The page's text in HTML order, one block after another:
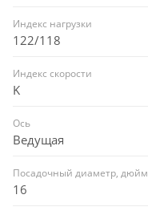
Индекс нагрузки
122/118
Индекс скорости
K
Ось
Ведущая
Посадочный диаметр, дюйм
16